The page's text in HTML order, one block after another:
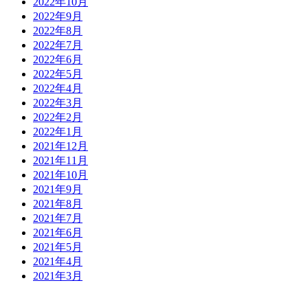
2022年9月
2022年8月
2022年7月
2022年6月
2022年5月
2022年4月
2022年3月
2022年2月
2022年1月
2021年12月
2021年11月
2021年10月
2021年9月
2021年8月
2021年7月
2021年6月
2021年5月
2021年4月
2021年3月